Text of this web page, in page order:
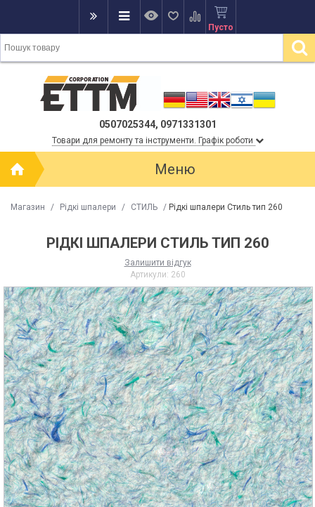
Пусто
0507025344, 0971331301
Товари для ремонту та інструменти. Графік роботи
Меню
Магазин / Рідкі шпалери / СТИЛЬ / Рідкі шпалери Стиль тип 260
РІДКІ ШПАЛЕРИ СТИЛЬ ТИП 260
Залишити відгук
Артикули: 260